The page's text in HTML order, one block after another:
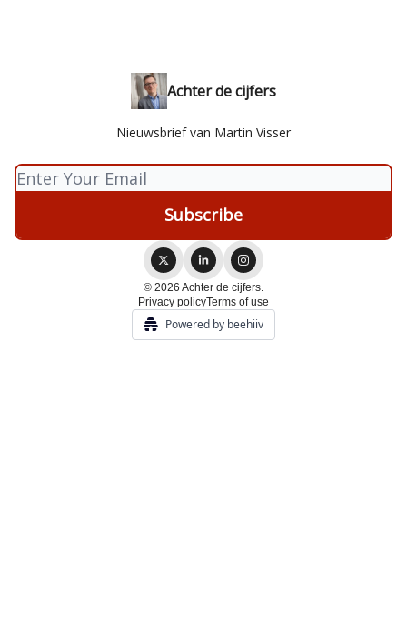
Achter de cijfers
Nieuwsbrief van Martin Visser
© 2026 Achter de cijfers.
Privacy policyTerms of use
Powered by beehiiv